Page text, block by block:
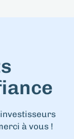
à vous !